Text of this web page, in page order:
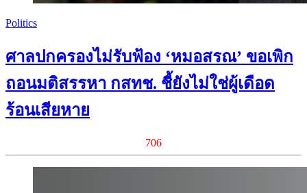
Politics
ศาลปกครองไม่รับฟ้อง ‘หมอสรณ’ ขอเพิก
ถอนมติสรรหา กสทช. ชี้ยังไม่ใช่ผู้เดือด
ร้อนเสียหาย
706